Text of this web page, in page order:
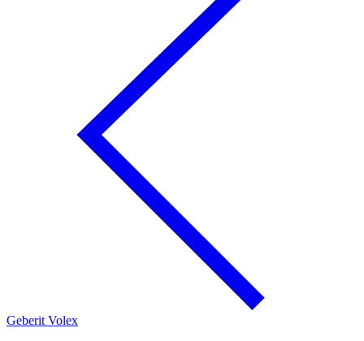
Geberit Volex